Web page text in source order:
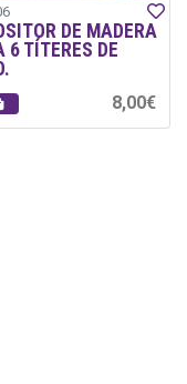
DE MADERA
6 TÍTERES DE
8,00€